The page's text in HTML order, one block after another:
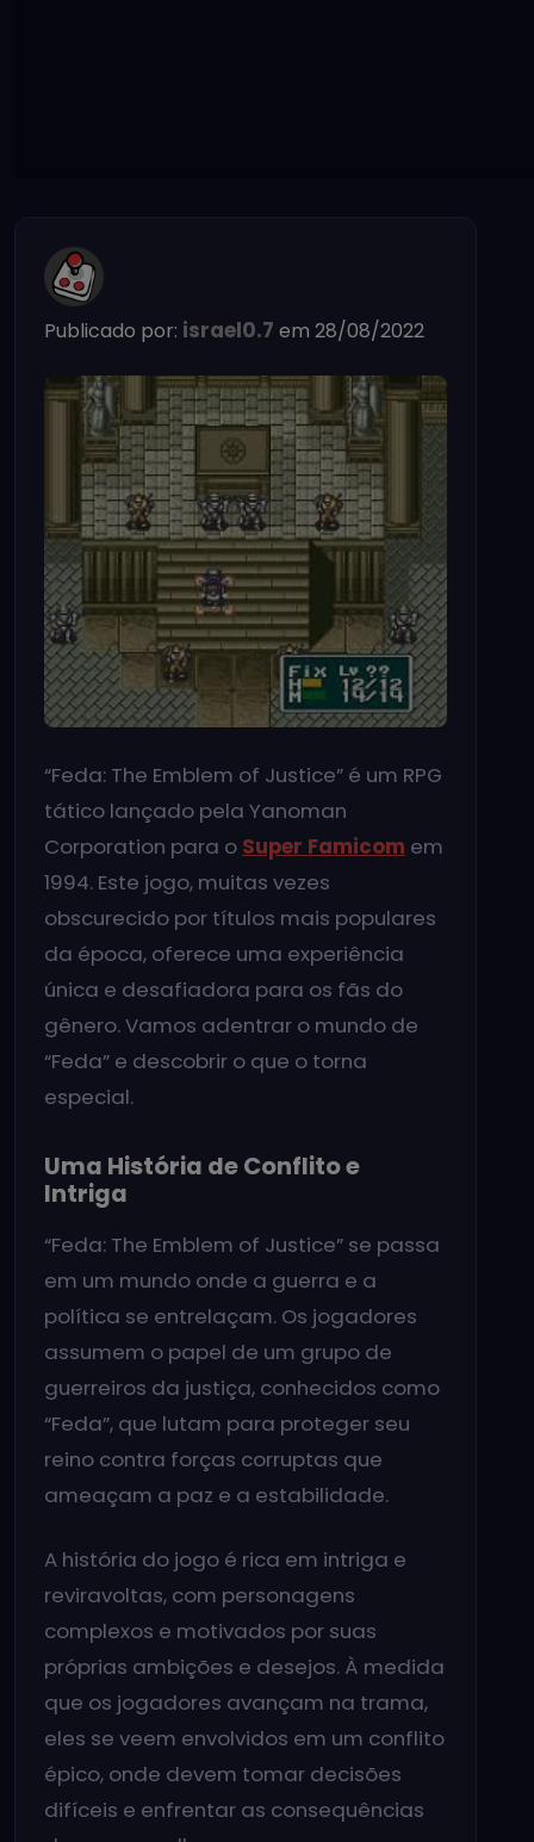
Publicado por: israel0.7 em 28/08/2022
“Feda: The Emblem of Justice” é um RPG
tático lançado pela Yanoman
Corporation para o Super Famicom em
1994. Este jogo, muitas vezes
obscurecido por títulos mais populares
da época, oferece uma experiência
única e desafiadora para os fãs do
gênero. Vamos adentrar o mundo de
“Feda” e descobrir o que o torna
especial.
Uma História de Conflito e
Intriga
“Feda: The Emblem of Justice” se passa
em um mundo onde a guerra e a
política se entrelaçam. Os jogadores
assumem o papel de um grupo de
guerreiros da justiça, conhecidos como
“Feda”, que lutam para proteger seu
reino contra forças corruptas que
ameaçam a paz e a estabilidade.
A história do jogo é rica em intriga e
reviravoltas, com personagens
complexos e motivados por suas
próprias ambições e desejos. À medida
que os jogadores avançam na trama,
eles se veem envolvidos em um conflito
épico, onde devem tomar decisões
difíceis e enfrentar as consequências